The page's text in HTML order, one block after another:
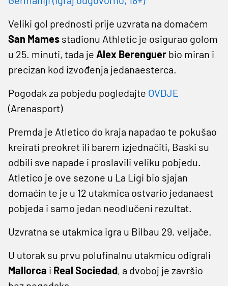
Veliki gol prednosti prije uzvrata na domaćem
San Mames stadionu Athletic je osigurao golom
u 25. minuti, tada je Alex Berenguer bio miran i
precizan kod izvođenja jedanaesterca.
Pogodak za pobjedu pogledajte OVDJE
(Arenasport)
Premda je Atletico do kraja napadao te pokušao
kreirati preokret ili barem izjednačiti, Baski su
odbili sve napade i proslavili veliku pobjedu.
Atletico je ove sezone u La Ligi bio sjajan
domaćin te je u 12 utakmica ostvario jedanaest
pobjeda i samo jedan neodlučeni rezultat.
Uzvratna se utakmica igra u Bilbau 29. veljače.
U utorak su prvu polufinalnu utakmicu odigrali
Mallorca i Real Sociedad, a dvoboj je završio